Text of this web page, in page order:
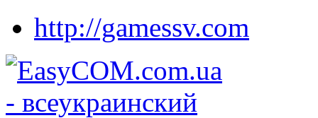
http://gamessv.com